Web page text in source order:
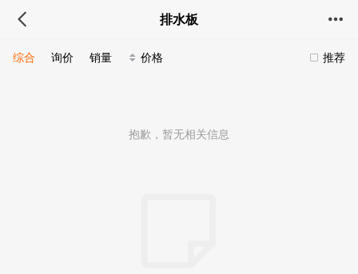
排水板
推荐
综合 询价 销量 价格
抱歉，暂无相关信息